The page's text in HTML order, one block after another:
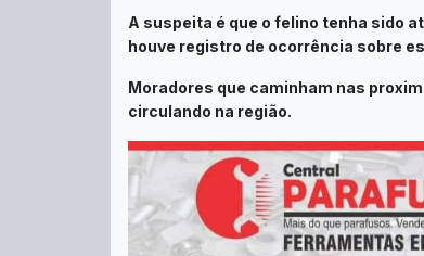
A suspeita é que o felino tenha sido
houve registro de ocorrência sobre
Moradores que caminham nas
circulando na região.